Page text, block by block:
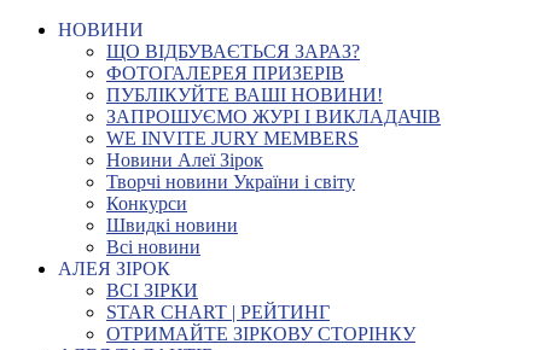
НОВИНИ
ЩО ВІДБУВАЄТЬСЯ ЗАРАЗ?
ФОТОГАЛЕРЕЯ ПРИЗЕРІВ
ПУБЛІКУЙТЕ ВАШІ НОВИНИ!
ЗАПРОШУЄМО ЖУРІ І ВИКЛАДАЧІВ
WE INVITE JURY MEMBERS
Новини Алеї Зірок
Творчі новини України і світу
Конкурси
Швидкі новини
Всі новини
АЛЕЯ ЗІРОК
ВСІ ЗІРКИ
STAR CHART | РЕЙТИНГ
ОТРИМАЙТЕ ЗІРКОВУ СТОРІНКУ